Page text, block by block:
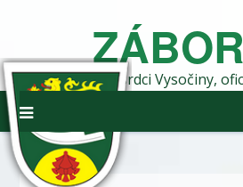
content
obec v srdci Vysočiny,